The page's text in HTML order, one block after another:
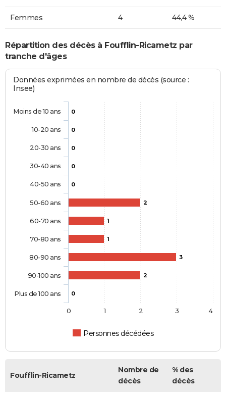
Femmes 4 44,4 %
Répartition des décès à Foufflin-Ricametz par
tranche d'âges
Données exprimées en nombre de décès (source :
Insee)
0
0
0
0
0
2
1
1
3
2
0
Personnes décédées
Moins de 10 ans
10-20 ans
20-30 ans
30-40 ans
40-50 ans
50-60 ans
60-70 ans
70-80 ans
80-90 ans
90-100 ans
Plus de 100 ans
0 1 2 3 4
Foufflin-Ricametz
Nombre de
décès
% des
décès